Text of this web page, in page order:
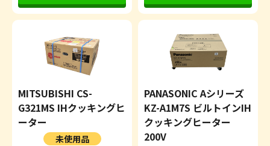
MITSUBISHI CS-
G321MS IHクッキングヒ
ーター
未使用品
PANASONIC Aシリーズ
KZ-A1M7S ビルトインIH
クッキングヒーター
200V